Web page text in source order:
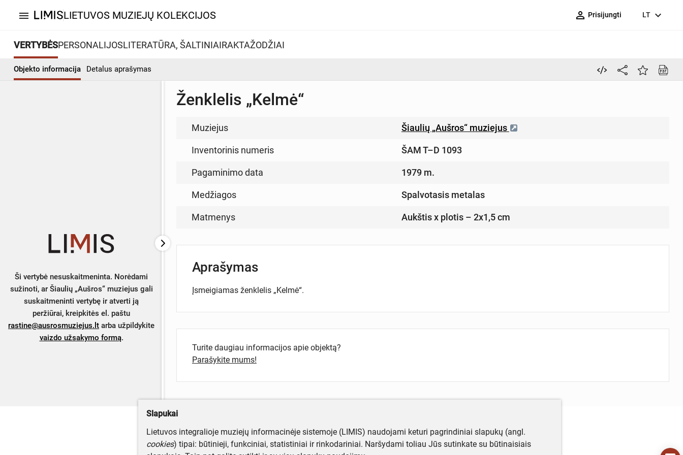
menu LIETUVOS MUZIEJŲ KOLEKCIJOS person_outline Prisijungti LT expand_more
VERTYBĖSPERSONALIJOSLITERATŪRA, ŠALTINIAIRAKTAŽODŽIAI
Objekto informacija Detalus aprašymas
Ši vertybė nesuskaitmeninta. Norėdami
sužinoti, ar Šiaulių „Aušros“ muziejus gali
suskaitmeninti vertybę ir atverti ją
peržiūrai, kreipkitės el. paštu
rastine@ausrosmuziejus.lt arba užpildykite
vaizdo užsakymo formą.
Ženklelis „Kelmė“
Muziejus Šiaulių „Aušros“ muziejus
Inventorinis numeris ŠAM T–D 1093
Pagaminimo data 1979 m.
Medžiagos Spalvotasis metalas
Matmenys Aukštis x plotis – 2x1,5 cm
Aprašymas
Įsmeigiamas ženklelis „Kelmė“.
Turite daugiau informacijos apie objektą?
Parašykite mums!
Slapukai
Lietuvos integralioje muziejų informacinėje sistemoje (LIMIS) naudojami keturi pagrindiniai slapukų (angl.
cookies) tipai: būtinieji, funkciniai, statistiniai ir rinkodariniai. Naršydami toliau Jūs sutinkate su būtinaisiais